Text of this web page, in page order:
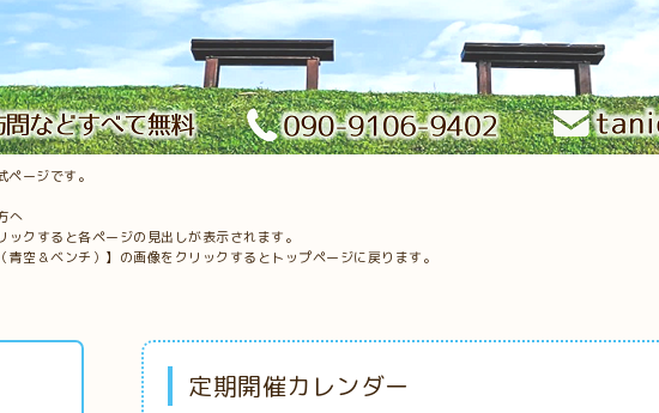
ページです。
へ
ックすると各ページの見出しが表示されます。
青空＆ベンチ）】の画像をクリックするとトップページに戻ります。
定期開催カレンダー